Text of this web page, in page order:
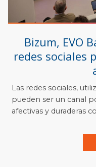
Bizum, EVO
redes sociales
Las redes sociales,
pueden ser un canal
afectivas y duraderas